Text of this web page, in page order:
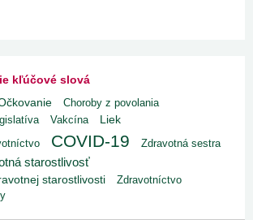
kľúčové slová
Choroby z povolania
Vakcína Liek
COVID-19
Zdravotná sestra
starostlivosť
starostlivosti
Zdravotníctvo